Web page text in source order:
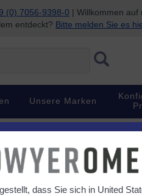
(0) 7056-9398-0 | Willkommen auf
entdeckt? Bitte melden Sie es
Unsere Marken
dass Sie sich in United